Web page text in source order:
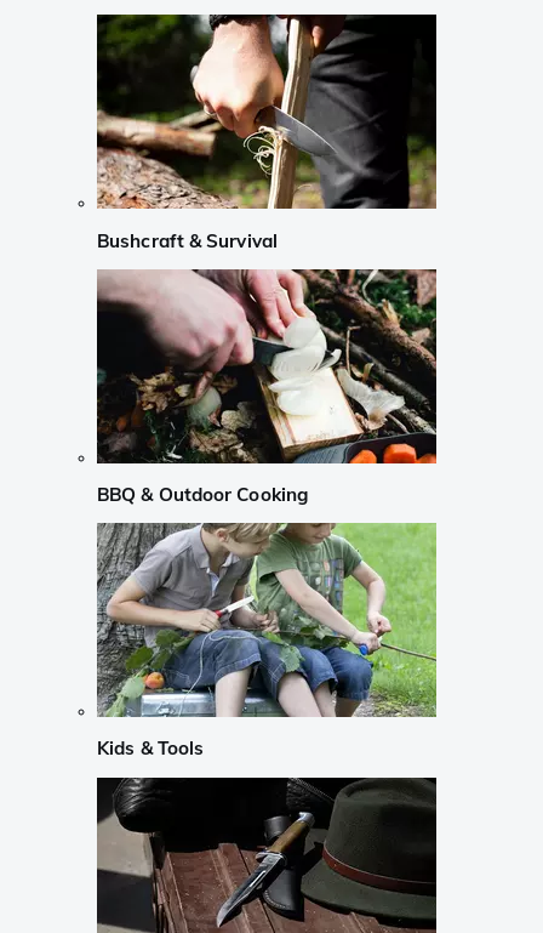
Bushcraft & Survival
BBQ & Outdoor Cooking
Kids & Tools